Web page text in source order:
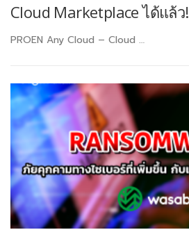
Cloud Marketplace ได้แล้ว!
PROEN Any Cloud – Cloud …